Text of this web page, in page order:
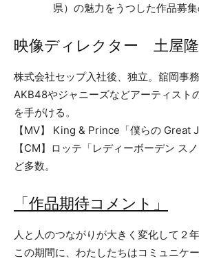
映像ディレクター ⼟屋
株式会社セップ⼊社後、独⽴。舘岡事務
AKB48やジャニーズなどアーティスト
を⼿がける。
【MV】 King & Prince「僕らの Great
【CM】ロッテ「レディーボーデン ス
ど多数。
「作品期待コメント」
人と人のつながりが大きく変化して２
この期間に、わたしたちはコミュニケ